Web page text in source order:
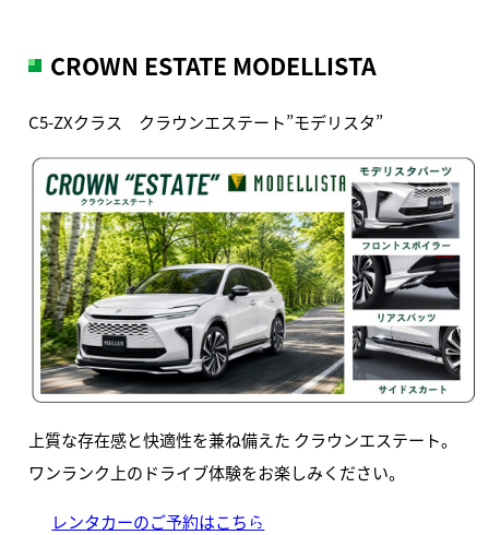
CROWN ESTATE MODELLISTA
C5-ZXクラス クラウンエステート”モデリスタ”
上質な存在感と快適性を兼ね備えた クラウンエステート。
ワンランク上のドライブ体験をお楽しみください。
レンタカーのご予約はこちら